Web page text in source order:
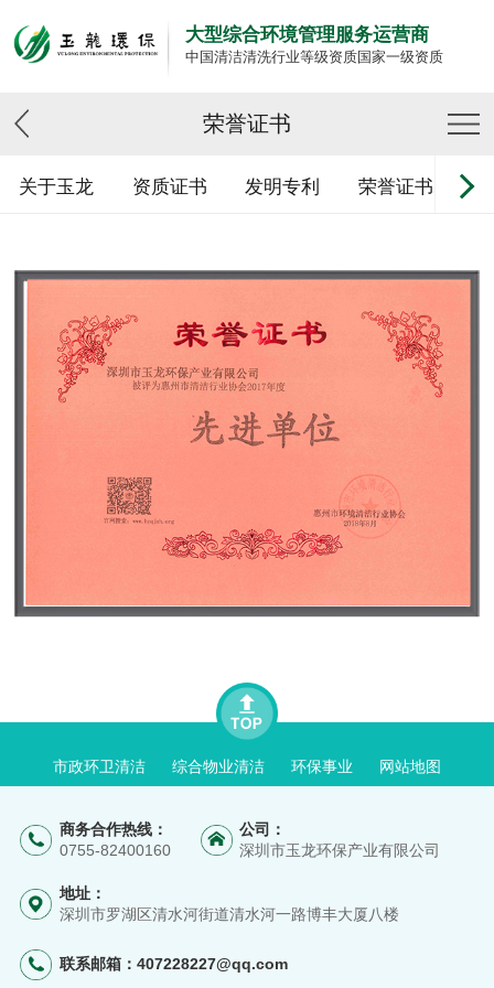
大型综合环境管理服务运营商
中国清洁清洗行业等级资质国家一级资质
荣誉证书
关于玉龙 资质证书 发明专利 荣誉证书 设
市政环卫清洁 综合物业清洁 环保事业 网站地图
商务合作热线：
0755-82400160
公司：
深圳市玉龙环保产业有限公司
地址：
深圳市罗湖区清水河街道清水河一路博丰大厦八楼
联系邮箱： 407228227@qq.com